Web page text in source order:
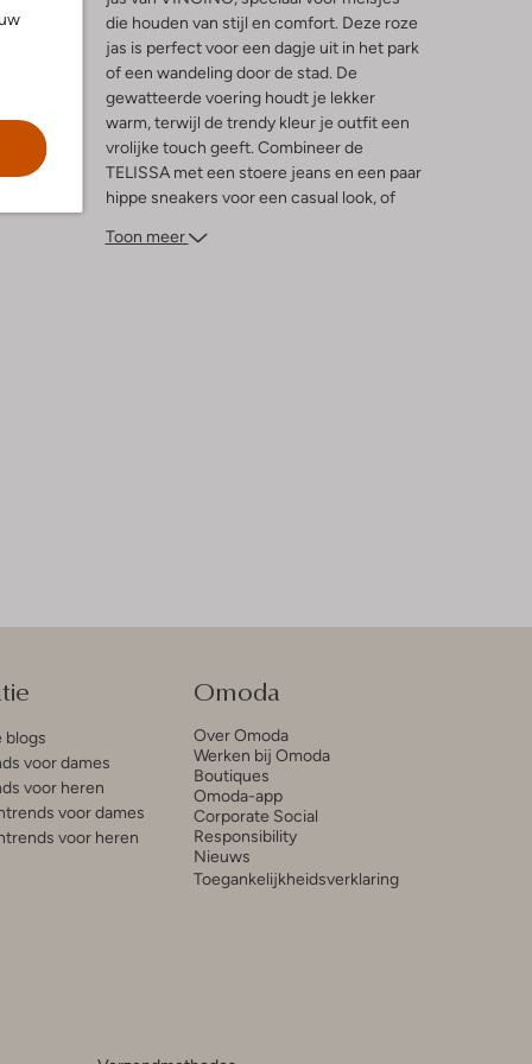
die houden van stijl en comfort. Deze roze
jas is perfect voor een dagje uit in het park
of een wandeling door de stad. De
gewatteerde voering houdt je lekker
warm, terwijl de trendy kleur je outfit een
vrolijke touch geeft. Combineer de
TELISSA met een stoere jeans en een paar
hippe sneakers voor een casual look, of
een speelse twist. Met deze jas ben je
Toon meer
blogs
voor dames
voor heren
voor dames
voor heren
Omoda
Over Omoda
Werken bij Omoda
Boutiques
Omoda-app
Corporate Social
Responsibility
Nieuws
Toegankelijkheidsverklaring